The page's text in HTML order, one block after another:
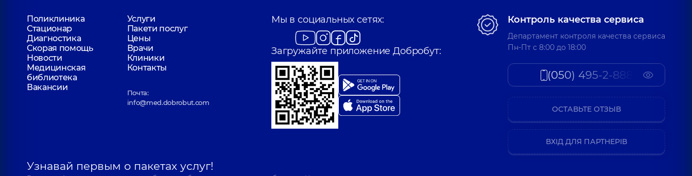
Поликлиника
Услуги
Стационар
Пакети послуг
Диагностика
Цены
Скорая помощь
Врачи
Новости
Клиники
Медицинская
библиотека
Контакты
Вакансии
Почта:
info@med.dobrobut.com
Мы в социальных сетях:
Загружайте приложение Добробут:
Узнавай первым о пакетах услуг!
Контроль качества сервиса
Департамент контроля качества сервиса
Пн-Пт c 8:00 до 18:00
(050) 495-2-888
ОСТАВЬТЕ ОТЗЫВ
ВХІД ДЛЯ ПАРТНЕРІВ